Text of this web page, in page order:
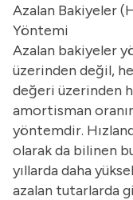
Azalan Bakiyeler
Yöntemi
Azalan bakiyeler
üzerinden değil,
değeri üzerinden
amortisman
yöntemdir.
olarak da bilinen
yıllarda daha
azalan tutarlarda